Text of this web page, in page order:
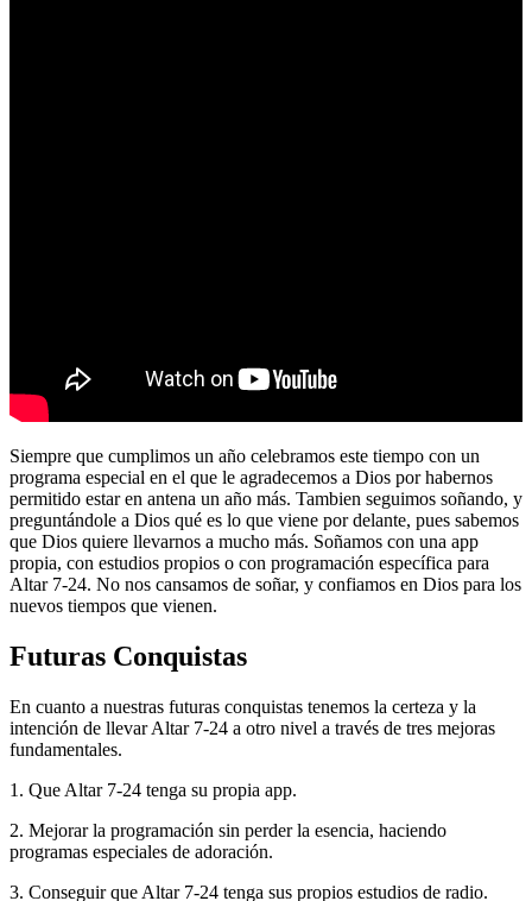
Siempre que cumplimos un año celebramos este tiempo con un
programa especial en el que le agradecemos a Dios por habernos
permitido estar en antena un año más. Tambien seguimos soñando, y
preguntándole a Dios qué es lo que viene por delante, pues sabemos
que Dios quiere llevarnos a mucho más. Soñamos con una app
propia, con estudios propios o con programación específica para
Altar 7-24. No nos cansamos de soñar, y confiamos en Dios para los
nuevos tiempos que vienen.
Futuras Conquistas
En cuanto a nuestras futuras conquistas tenemos la certeza y la
intención de llevar Altar 7-24 a otro nivel a través de tres mejoras
fundamentales.
1. Que Altar 7-24 tenga su propia app.
2. Mejorar la programación sin perder la esencia, haciendo
programas especiales de adoración.
3. Conseguir que Altar 7-24 tenga sus propios estudios de radio.